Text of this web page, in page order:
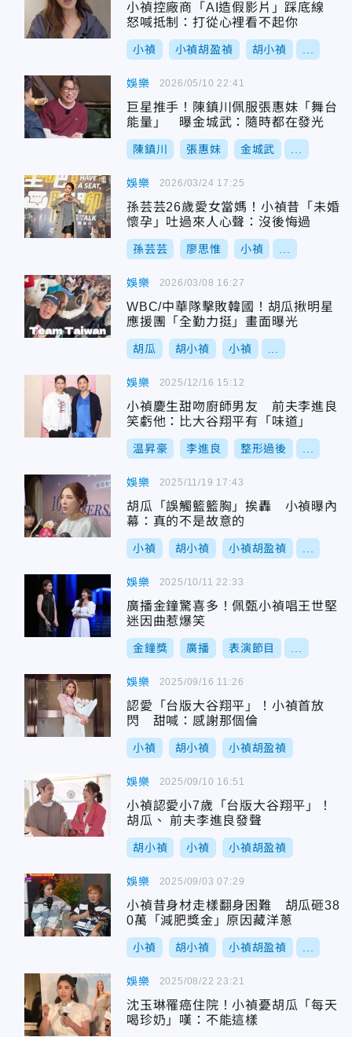
小禎控廠商「AI造假影片」踩底線
怒喊抵制：打從心裡看不起你
小禎 小禎胡盈禎 胡小禎
娛樂
巨星推手！陳鎮川佩服張惠妹「舞台
能量」 曝金城武：隨時都在發光
陳鎮川 張惠妹 金城武
2026/05/10 22:41
娛樂
孫芸芸26歲愛女當媽！小禎昔「未婚
懷孕」吐過來人心聲：沒後悔過
孫芸芸 廖思惟 小禎
2026/03/24 17:25
娛樂
WBC/中華隊擊敗韓國！胡瓜揪明星
應援團「全勤力挺」畫面曝光
胡瓜 胡小禎 小禎
2026/03/08 16:27
娛樂
小禎慶生甜吻廚師男友 前夫李進良
笑虧他：比大谷翔平有「味道」
温昇豪 李進良 整形過後
2025/12/16 15:12
娛樂
胡瓜「誤觸籃籃胸」挨轟 小禎曝內
幕：真的不是故意的
小禎 胡小禎 小禎胡盈禎
2025/11/19 17:43
娛樂
廣播金鐘驚喜多！佩甄小禎唱王世堅
迷因曲惹爆笑
金鐘獎 廣播 表演節目
2025/10/11 22:33
娛樂
認愛「台版大谷翔平」！小禎首放
閃 甜喊：感謝那個倫
小禎 胡小禎 小禎胡盈禎
2025/09/16 11:26
娛樂
小禎認愛小7歲「台版大谷翔平」！
胡瓜、 前夫李進良發聲
胡小禎 小禎 小禎胡盈禎
2025/09/10 16:51
娛樂
小禎昔身材走樣翻身困難 胡瓜砸38
0萬「減肥獎金」原因藏洋蔥
小禎 胡小禎 小禎胡盈禎
2025/09/03 07:29
娛樂
沈玉琳罹癌住院！小禎憂胡瓜「每天
喝珍奶」嘆：不能這樣
2025/08/22 23:21